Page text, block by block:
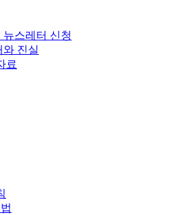
뉴스레터 신청
와 진실
료